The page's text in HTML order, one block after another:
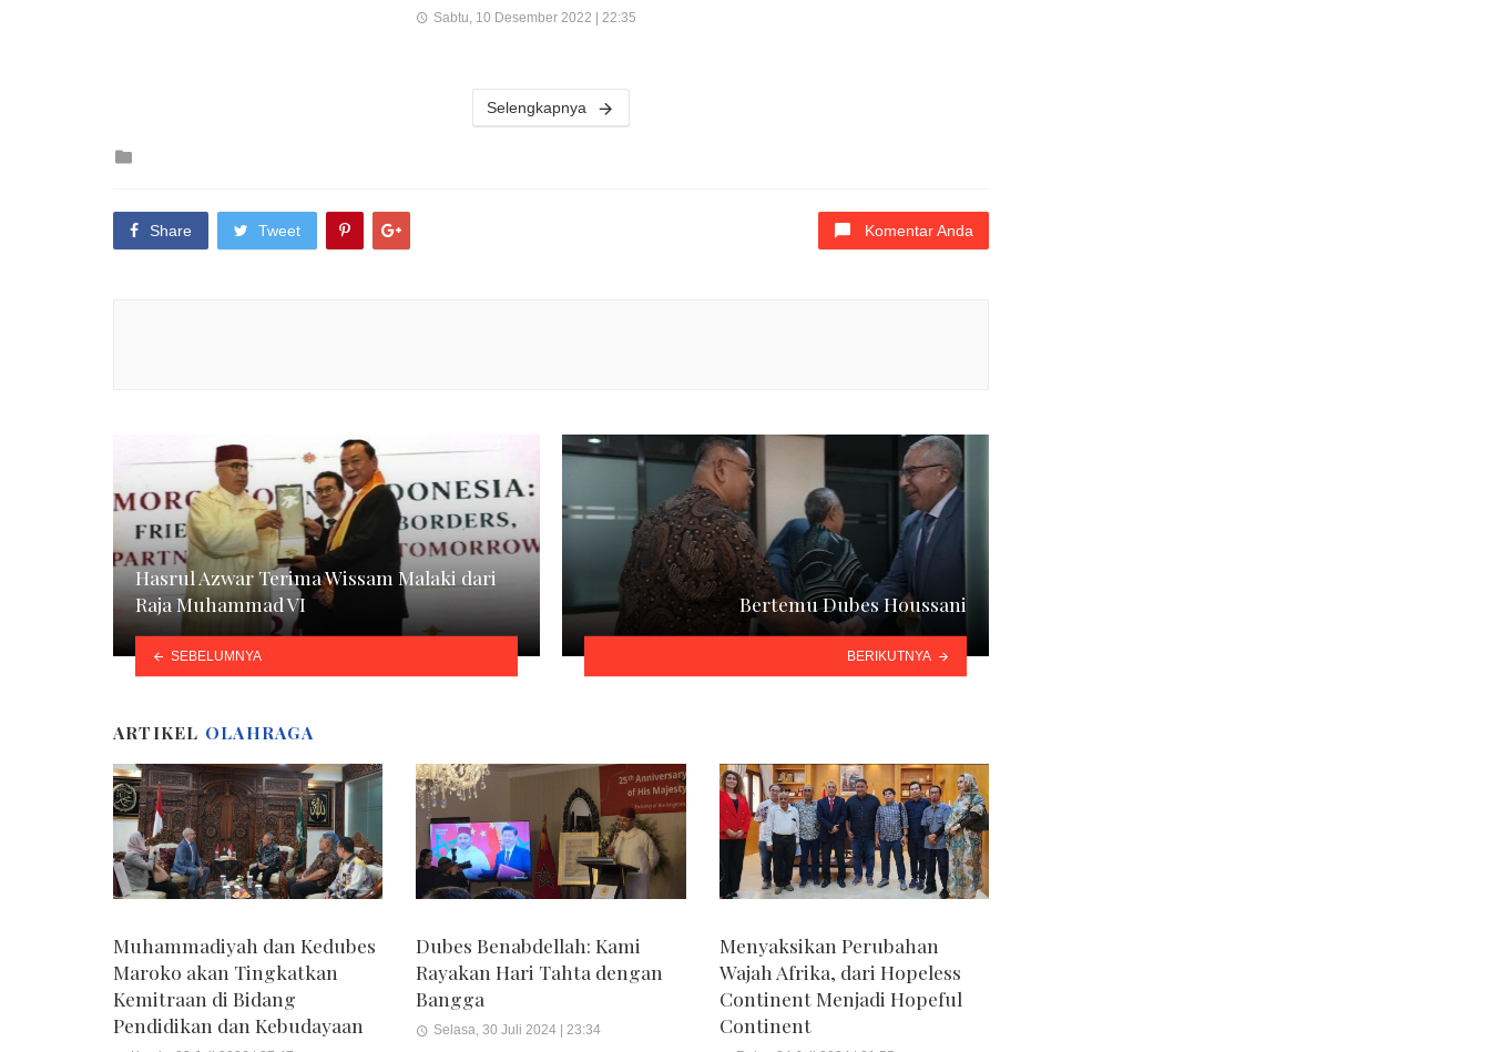
Sabtu, 10 Desember 2022 | 22:35
Selengkapnya
Share Tweet Komentar Anda
Hasrul Azwar Terima Wissam Malaki dari
Raja Muhammad VI
SEBELUMNYA
Bertemu Dubes Houssani
BERIKUTNYA
ARTIKEL OLAHRAGA
Muhammadiyah dan Kedubes
Maroko akan Tingkatkan
Kemitraan di Bidang
Pendidikan dan Kebudayaan
Dubes Benabdellah: Kami
Rayakan Hari Tahta dengan
Bangga
Selasa, 30 Juli 2024 | 23:34
Menyaksikan Perubahan
Wajah Afrika, dari Hopeless
Continent Menjadi Hopeful
Continent